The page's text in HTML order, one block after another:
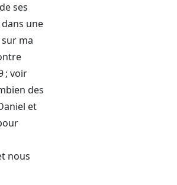
ses
une
ma
; voir
des
et
nous